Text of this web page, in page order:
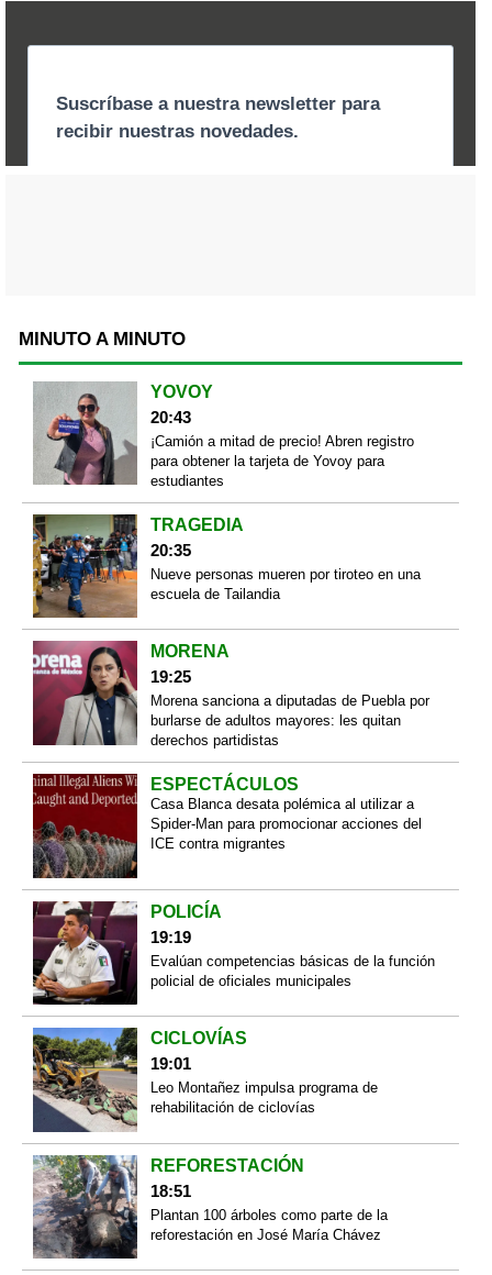
MINUTO A MINUTO
YOVOY
20:43
¡Camión a mitad de precio! Abren registro
para obtener la tarjeta de Yovoy para
estudiantes
TRAGEDIA
20:35
Nueve personas mueren por tiroteo en una
escuela de Tailandia
MORENA
19:25
Morena sanciona a diputadas de Puebla por
burlarse de adultos mayores: les quitan
derechos partidistas
ESPECTÁCULOS
Casa Blanca desata polémica al utilizar a
Spider-Man para promocionar acciones del
ICE contra migrantes
POLICÍA
19:19
Evalúan competencias básicas de la función
policial de oficiales municipales
CICLOVÍAS
19:01
Leo Montañez impulsa programa de
rehabilitación de ciclovías
REFORESTACIÓN
18:51
Plantan 100 árboles como parte de la
reforestación en José María Chávez